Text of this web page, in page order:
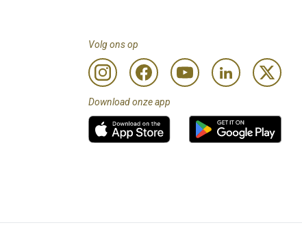
Volg ons op
Download onze app